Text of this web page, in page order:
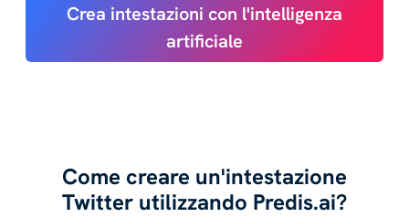
Crea intestazioni con l'intelligenza
artificiale
Come creare un'intestazione
Twitter utilizzando Predis.ai?